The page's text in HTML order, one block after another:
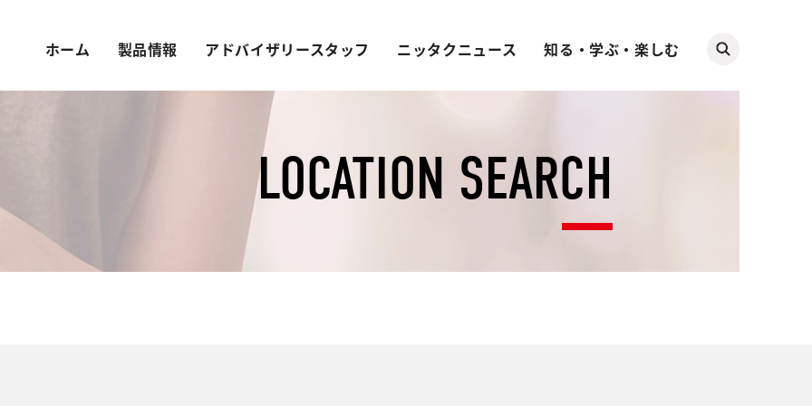
ホーム 製品情報 アドバイザリースタッフ ニッタクニュース 知る・学ぶ・楽しむ
LOCATION SEARCH